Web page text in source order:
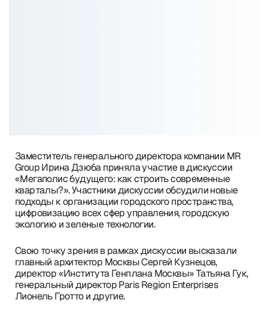
Заместитель генерального директора компании MR
Group Ирина Дзюба приняла участие в дискуссии
«Мегаполис будущего: как строить современные
кварталы?». Участники дискуссии обсудили новые
подходы к организации городского пространства,
цифровизацию всех сфер управления, городскую
экологию и зеленые технологии.
Свою точку зрения в рамках дискуссии высказали
главный архитектор Москвы Сергей Кузнецов,
директор «Института Генплана Москвы» Татьяна Гук,
генеральный директор Paris Region Enterprises
Лионель Гротто и другие.